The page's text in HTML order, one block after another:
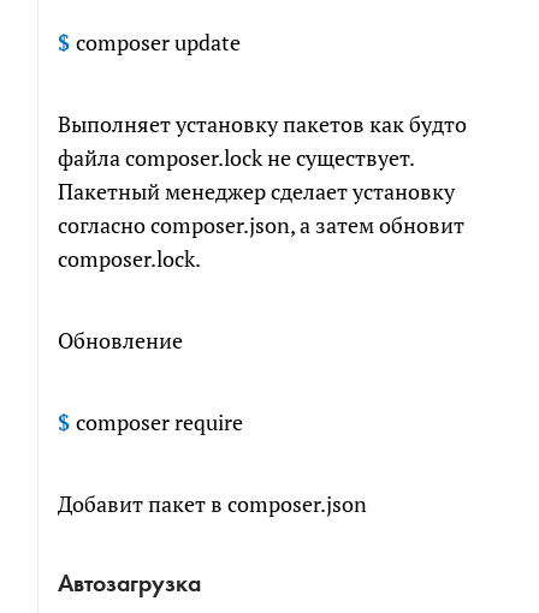
$ composer update
Выполняет установку пакетов как будто
файла composer.lock не существует.
Пакетный менеджер сделает установку
согласно composer.json, а затем обновит
composer.lock.
Обновление
$ composer require
Добавит пакет в composer.json
Автозагрузка